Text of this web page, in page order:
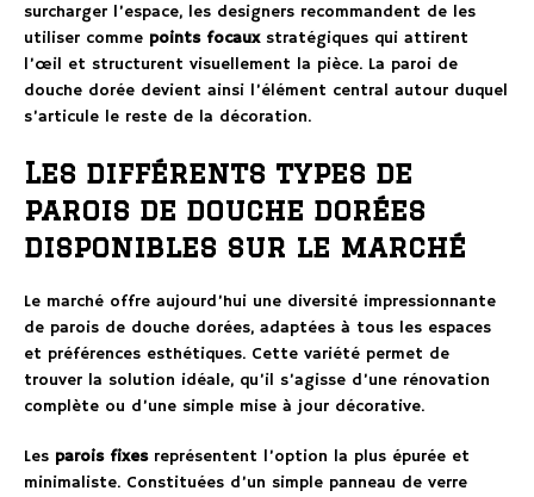
surcharger l’espace, les designers recommandent de les
utiliser comme points focauxstratégiques qui attirent
l’œil et structurent visuellement la pièce. La paroi de
douche dorée devient ainsi l’élément central autour duquel
s’articule le reste de la décoration.
Les différents types de
parois de douche dorées
disponibles sur le marché
Le marché offre aujourd’hui une diversité impressionnante
de parois de douche dorées, adaptées à tous les espaces
et préférences esthétiques. Cette variété permet de
trouver la solution idéale, qu’il s’agisse d’une rénovation
complète ou d’une simple mise à jour décorative.
Les parois fixesreprésentent l’option la plus épurée et
minimaliste. Constituées d’un simple panneau de verre